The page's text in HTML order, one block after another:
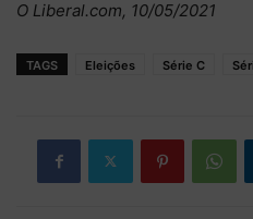
O Liberal.com, 10/05/2021
TAGS Eleições Série C